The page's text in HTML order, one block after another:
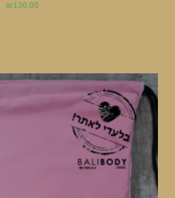
₪130.00